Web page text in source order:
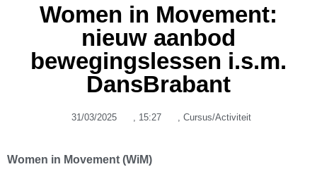
Women in Movement:
nieuw aanbod
bewegingslessen i.s.m.
DansBrabant
31/03/2025 15:27 Cursus/Activiteit
Women in Movement (WiM)